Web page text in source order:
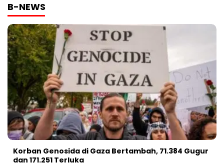
B-NEWS
Korban Genosida di Gaza Bertambah, 71.384 Gugur
dan 171.251 Terluka